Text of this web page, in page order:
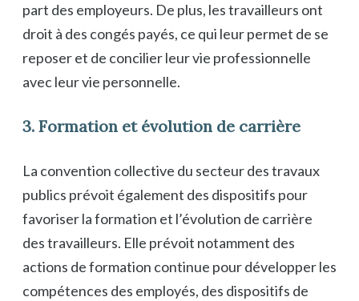
part des employeurs. De plus, les travailleurs ont
droit à des congés payés, ce qui leur permet de se
reposer et de concilier leur vie professionnelle
avec leur vie personnelle.
3. Formation et évolution de carrière
La convention collective du secteur des travaux
publics prévoit également des dispositifs pour
favoriser la formation et l’évolution de carrière
des travailleurs. Elle prévoit notamment des
actions de formation continue pour développer les
compétences des employés, des dispositifs de